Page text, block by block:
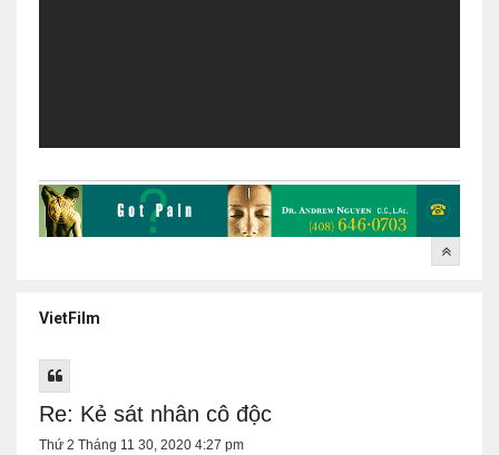
VietFilm
Re: Kẻ sát nhân cô độc
Thứ 2 Tháng 11 30, 2020 4:27 pm